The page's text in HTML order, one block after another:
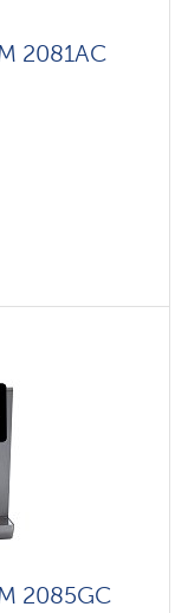
2081AC
2085GC